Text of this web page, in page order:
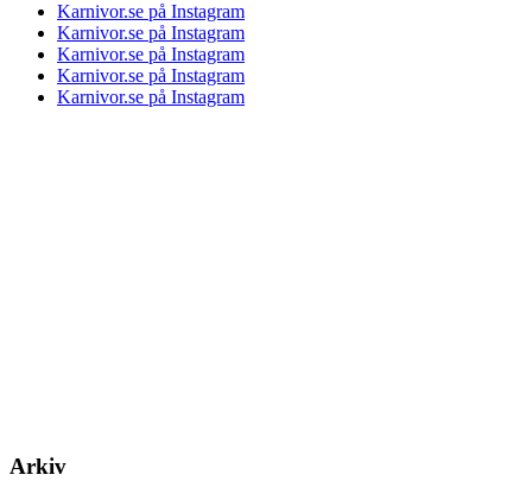
Karnivor.se på Instagram
Karnivor.se på Instagram
Karnivor.se på Instagram
Karnivor.se på Instagram
Karnivor.se på Instagram
Arkiv